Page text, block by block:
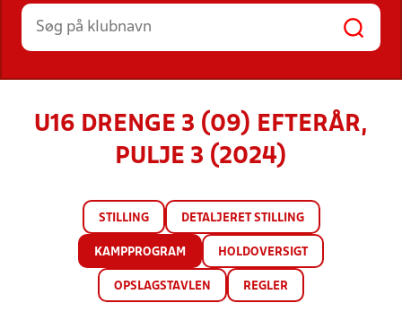
HOLD
U16 DRENGE 3 (09) EFTERÅR,
PULJE 3 (2024)
STILLING DETALJERET STILLING
KAMPPROGRAM HOLDOVERSIGT
OPSLAGSTAVLEN REGLER